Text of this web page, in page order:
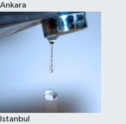
Ankara
Istanbul